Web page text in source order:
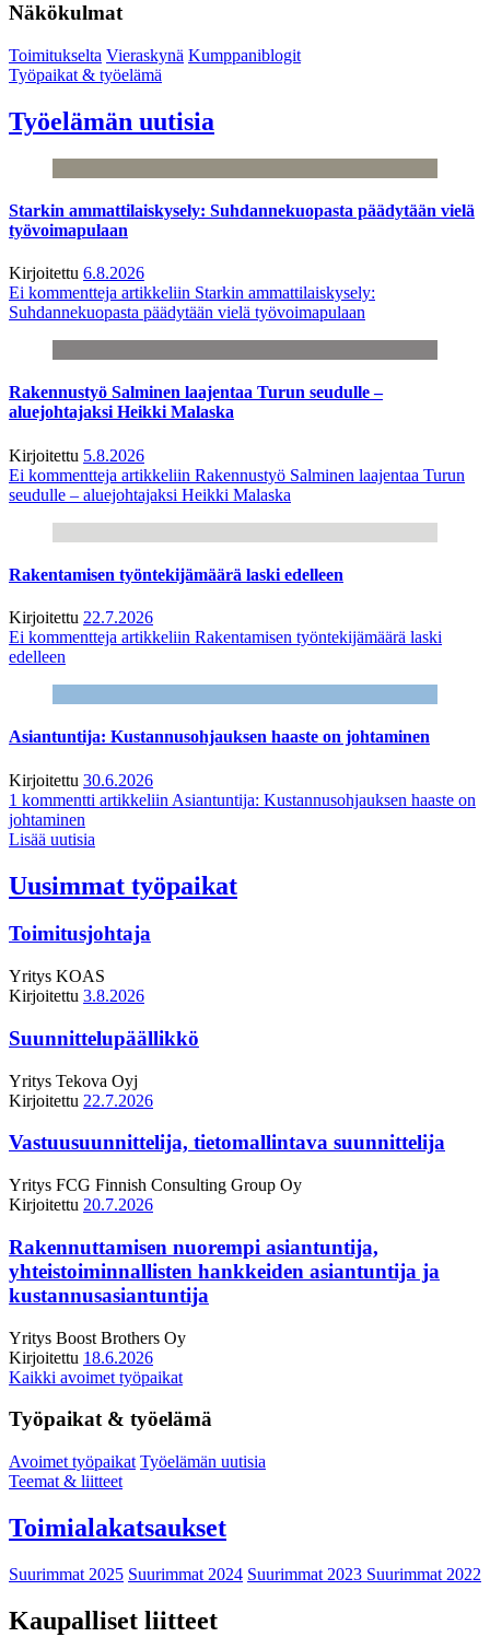
Näkökulmat
Toimitukselta Vieraskynä Kumppaniblogit
Työpaikat & työelämä
Työelämän uutisia
Starkin ammattilaiskysely: Suhdannekuopasta päädytään vielä
työvoimapulaan
Kirjoitettu 6.8.2026
Ei kommentteja artikkeliin Starkin ammattilaiskysely:
Suhdannekuopasta päädytään vielä työvoimapulaan
Rakennustyö Salminen laajentaa Turun seudulle –
aluejohtajaksi Heikki Malaska
Kirjoitettu 5.8.2026
Ei kommentteja artikkeliin Rakennustyö Salminen laajentaa Turun
seudulle – aluejohtajaksi Heikki Malaska
Rakentamisen työntekijämäärä laski edelleen
Kirjoitettu 22.7.2026
Ei kommentteja artikkeliin Rakentamisen työntekijämäärä laski
edelleen
Asiantuntija: Kustannusohjauksen haaste on johtaminen
Kirjoitettu 30.6.2026
1 kommentti artikkeliin Asiantuntija: Kustannusohjauksen haaste on
johtaminen
Lisää uutisia
Uusimmat työpaikat
Toimitusjohtaja
Yritys KOAS
Kirjoitettu 3.8.2026
Suunnittelupäällikkö
Yritys Tekova Oyj
Kirjoitettu 22.7.2026
Vastuusuunnittelija, tietomallintava suunnittelija
Yritys FCG Finnish Consulting Group Oy
Kirjoitettu 20.7.2026
Rakennuttamisen nuorempi asiantuntija,
yhteistoiminnallisten hankkeiden asiantuntija ja
kustannusasiantuntija
Yritys Boost Brothers Oy
Kirjoitettu 18.6.2026
Kaikki avoimet työpaikat
Työpaikat & työelämä
Avoimet työpaikat Työelämän uutisia
Teemat & liitteet
Toimialakatsaukset
Suurimmat 2025 Suurimmat 2024 Suurimmat 2023 Suurimmat 2022
Kaupalliset liitteet